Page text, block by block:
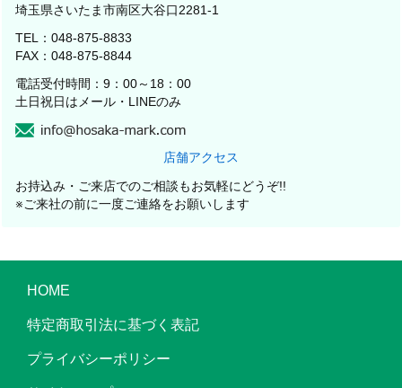
埼玉県さいたま市南区大谷口2281-1
TEL：048-875-8833
FAX：048-875-8844
電話受付時間：9：00～18：00
土日祝日はメール・LINEのみ
店舗アクセス
お持込み・ご来店でのご相談もお気軽にどうぞ!!
※ご来社の前に一度ご連絡をお願いします
HOME
特定商取引法に基づく表記
プライバシーポリシー